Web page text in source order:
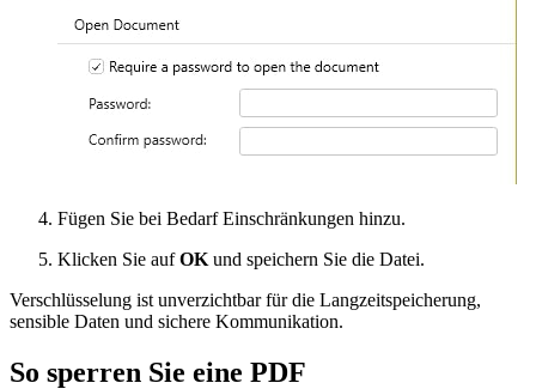
Fügen Sie bei Bedarf Einschränkungen hinzu.
Klicken Sie aufOK und speichern Sie die Datei.
Verschlüsselung ist unverzichtbar für die Langzeitspeicherung,
sensible Daten und sichere Kommunikation.
So sperren Sie eine PDF